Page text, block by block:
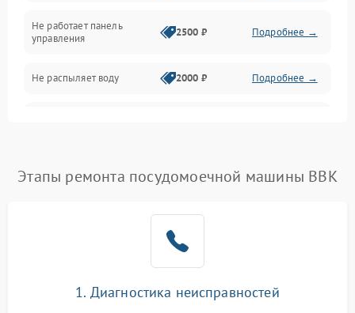
Гигиена
Программное обеспечение
Не работает панель
управления
2500 ₽ Подробнее →
Не распыляет воду 2000 ₽ Подробнее →
воды
1800 ₽ Подробнее →
Проблемы с
Этапы ремонта посудомоечной машины BBK
1. Диагностика неисправностей